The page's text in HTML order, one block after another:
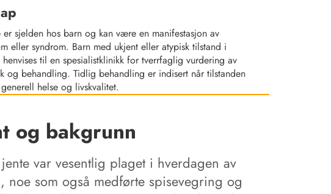
sjelden hos barn og kan være en manifestasjon av
eller syndrom. Barn med ukjent eller atypisk tilstand i
til en spesialistklinikk for tverrfaglig vurdering av
og behandling. Tidlig behandling er indisert når tilstanden
helse og livskvalitet.
og bakgrunn
var vesentlig plaget i hverdagen av
noe som også medførte spisevegring og